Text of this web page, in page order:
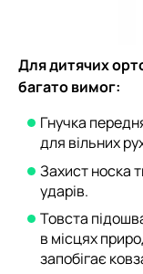
Для дитячих
багато вимог:
Гнучка
для вільних
Захист носка
ударів.
Товста
в місцях
запобігає